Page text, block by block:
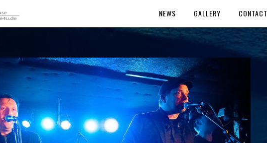
NEWS GALLERY CONTACT